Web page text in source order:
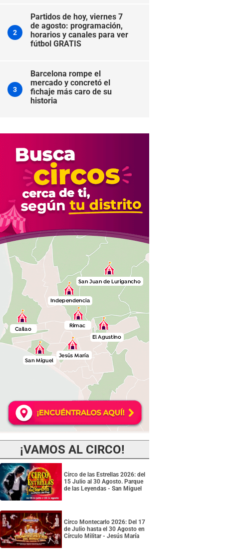
2
Partidos de hoy, viernes 7
de agosto: programación,
horarios y canales para ver
fútbol GRATIS
3
Barcelona rompe el
mercado y concretó el
fichaje más caro de su
historia
¡VAMOS AL CIRCO!
Circo de las Estrellas 2026: del
15 Julio al 30 Agosto. Parque
de las Leyendas - San Miguel
Circo Montecarlo 2026: Del 17
de Julio hasta el 30 Agosto en
Círculo Militar - Jesús María